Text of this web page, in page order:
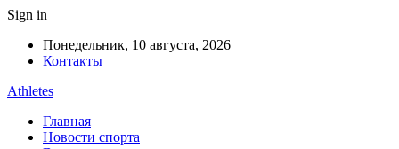
Sign in
Понедельник, 10 августа, 2026
Контакты
Athletes
Главная
Новости спорта